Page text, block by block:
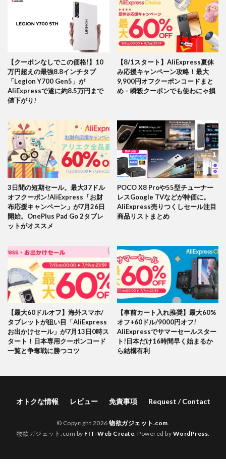
【クーポンなしでこの価格!】10
万円超えの最強8.8インチタブ
「Legion Y700 Gen5」が
AliExpressで遂に約8.5万円まで
値下がり!
【8/1スタート】AliExpress夏休
み応援キャンペーン攻略！最大
9,900円オフクーポンコードまと
め – 瞬殺クーポンでも使わにゃ損
3日間の短期セール。最大37ドル
オフクーポン!AliExpress「お財
布応援キャンペーン」が7月26日
開始。OnePlus Pad Go 2タブレ
ットがオススメ
POCO X8 Proや55型チューナー
レスGoogle TVなどが特価に。
AliExpress売りつくしセール注目
商品リストまとめ
【最大60ドルオフ】海外スマホ/
タブレットが狙い目「AliExpress
お出かけセール」が7月13日0時ス
タート！日本専用クーポンコード
一覧と争奪戦に勝つコツ
【事前カート入れ推奨】最大60%
オフ+60ドル/9000円オフ!
AliExpressでサマーセールスター
ト!日本だけ16時間早く始まるか
ら結構有利
オトクな情報 レビュー 免責事項 Request / Contact
© Copyright 2026物欲ガジェット.com
物欲ガジェット.com by FIT-Web Create . Powered by WordPress